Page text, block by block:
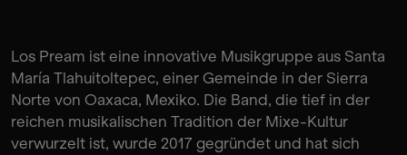
Los Pream ist eine innovative Musikgruppe aus Santa
María Tlahuitoltepec, einer Gemeinde in der Sierra
Norte von Oaxaca, Mexiko. Die Band, die tief in der
reichen musikalischen Tradition der Mixe-Kultur
verwurzelt ist, wurde 2017 gegründet und hat sich